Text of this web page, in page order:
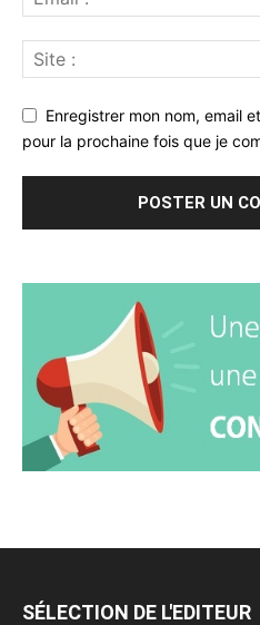
Enregistrer mon nom, email
pour la prochaine fois que je
SÉLECTION DE L'EDITEUR